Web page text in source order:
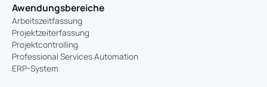
Awendungsbereiche
Arbeitszeitfassung
Projektzeiterfassung
Projektcontrolling
Professional Services Automation
ERP-System